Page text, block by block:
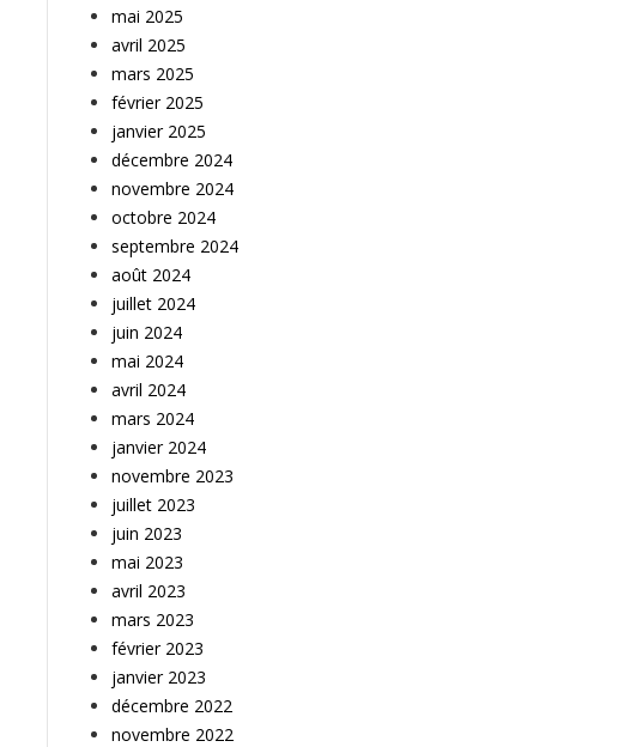
mai 2025
avril 2025
mars 2025
février 2025
janvier 2025
décembre 2024
novembre 2024
octobre 2024
septembre 2024
août 2024
juillet 2024
juin 2024
mai 2024
avril 2024
mars 2024
janvier 2024
novembre 2023
juillet 2023
juin 2023
mai 2023
avril 2023
mars 2023
février 2023
janvier 2023
décembre 2022
novembre 2022